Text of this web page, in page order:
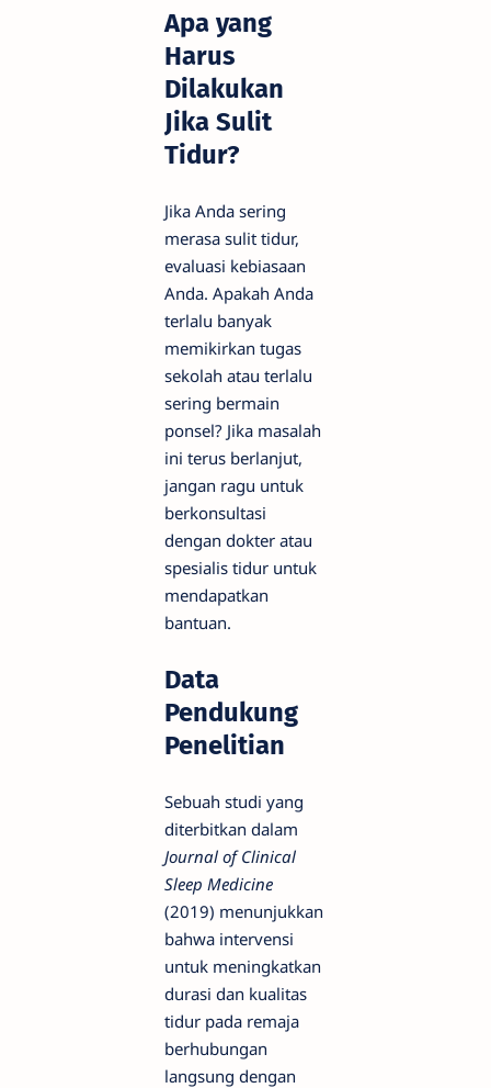
Apa yang
Harus
Dilakukan
Jika Sulit
Tidur?
Jika Anda sering
merasa sulit tidur,
evaluasi kebiasaan
Anda. Apakah Anda
terlalu banyak
memikirkan tugas
sekolah atau terlalu
sering bermain
ponsel? Jika masalah
ini terus berlanjut,
jangan ragu untuk
berkonsultasi
dengan dokter atau
spesialis tidur untuk
mendapatkan
bantuan.
Data
Pendukung
Penelitian
Sebuah studi yang
diterbitkan dalam
Journal of Clinical
Sleep Medicine
(2019) menunjukkan
bahwa intervensi
untuk meningkatkan
durasi dan kualitas
tidur pada remaja
berhubungan
langsung dengan